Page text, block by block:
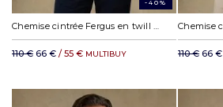
-40%
Chemise cintrée Fergus en twill blanc
110 € 66 € / 55 € MULTIBUY 110 € 66 €